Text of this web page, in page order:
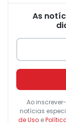
As
Ao
notícias
de Usoe